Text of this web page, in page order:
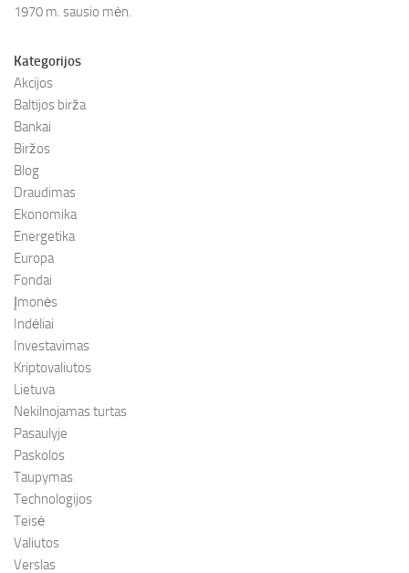
1970 m. sausio mėn.
Kategorijos
Akcijos
Baltijos birža
Bankai
Biržos
Blog
Draudimas
Ekonomika
Energetika
Europa
Fondai
Įmonės
Indėliai
Investavimas
Kriptovaliutos
Lietuva
Nekilnojamas turtas
Pasaulyje
Paskolos
Taupymas
Technologijos
Teisė
Valiutos
Verslas